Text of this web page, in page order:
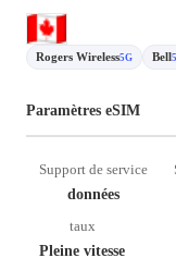
Rogers Wireless5G Bell
Paramètres eSIM
Support de service
données
taux
Pleine vitesse